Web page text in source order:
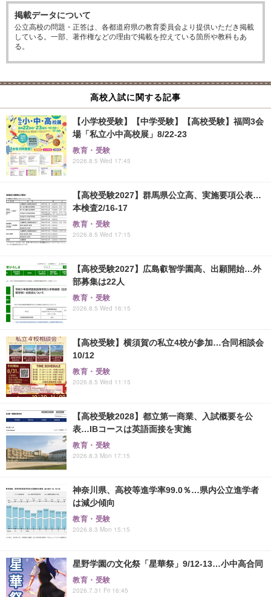
掲載データについて
公立高校の問題・正答は、各都道府県の教育委員会より提供いただき掲載
している。一部、著作権などの理由で掲載を控えている箇所や教科もあ
る。
高校入試に関する記事
【小学校受験】【中学受験】【高校受験】福岡3会
場「私立小中高校展」8/22-23
教育・受験
2026.8.5 Wed 17:45
【高校受験2027】群馬県公立高、実施要項公表…
本検査2/16-17
教育・受験
2026.8.5 Wed 17:15
【高校受験2027】広島叡智学園高、出願開始…外
部募集は22人
教育・受験
2026.8.5 Wed 16:15
【高校受験】横須賀の私立4校が参加…合同相談会
10/12
教育・受験
2026.8.5 Wed 11:15
【高校受験2028】都立第一商業、入試概要を公
表…IBコースは英語面接を実施
教育・受験
2026.8.3 Mon 17:15
神奈川県、高校等進学率99.0％…県内公立進学者
は減少傾向
教育・受験
2026.8.3 Mon 15:15
星野学園の文化祭「星華祭」9/12-13…小中高合同
教育・受験
2026.7.31 Fri 16:45